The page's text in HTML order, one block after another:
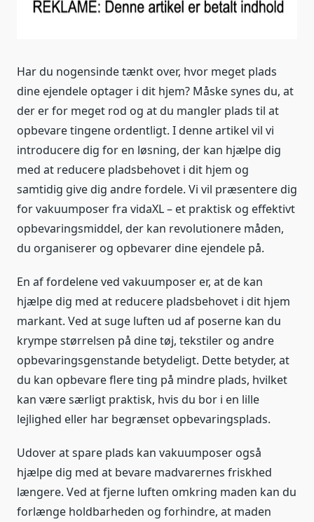
Har du nogensinde tænkt over, hvor meget plads
dine ejendele optager i dit hjem? Måske synes du, at
der er for meget rod og at du mangler plads til at
opbevare tingene ordentligt. I denne artikel vil vi
introducere dig for en løsning, der kan hjælpe dig
med at reducere pladsbehovet i dit hjem og
samtidig give dig andre fordele. Vi vil præsentere dig
for vakuumposer fra vidaXL – et praktisk og effektivt
opbevaringsmiddel, der kan revolutionere måden,
du organiserer og opbevarer dine ejendele på.
En af fordelene ved vakuumposer er, at de kan
hjælpe dig med at reducere pladsbehovet i dit hjem
markant. Ved at suge luften ud af poserne kan du
krympe størrelsen på dine tøj, tekstiler og andre
opbevaringsgenstande betydeligt. Dette betyder, at
du kan opbevare flere ting på mindre plads, hvilket
kan være særligt praktisk, hvis du bor i en lille
lejlighed eller har begrænset opbevaringsplads.
Udover at spare plads kan vakuumposer også
hjælpe dig med at bevare madvarernes friskhed
længere. Ved at fjerne luften omkring maden kan du
forlænge holdbarheden og forhindre, at maden